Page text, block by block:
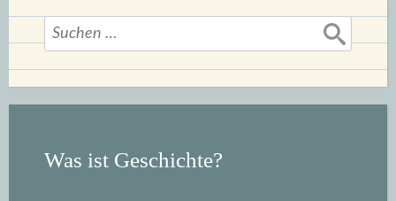
Suchen
nach:
Was ist Geschichte?